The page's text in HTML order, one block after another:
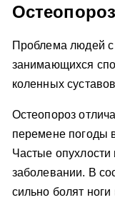
Остеопороз
Проблема людей
занимающихся
коленных
Остеопороз
перемене погоды
Частые опухлости
заболевании. В
сильно болят ноги